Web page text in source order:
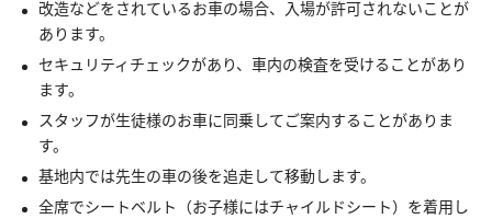
改造などをされているお車の場合、入場が許可されないことが
あります。
セキュリティチェックがあり、車内の検査を受けることがあり
ます。
スタッフが生徒様のお車に同乗してご案内することがありま
す。
基地内では先生の車の後を追走して移動します。
全席でシートベルト（お子様にはチャイルドシート）を着用し